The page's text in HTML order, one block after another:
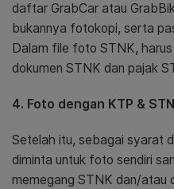
daftar GrabCar atau
bukannya fotokopi, serta
Dalam file foto STNK,
dokumen STNK dan pajak
4. Foto dengan KTP &
Setelah itu, sebagai syarat
diminta untuk foto sendiri
memegang STNK dan/atau